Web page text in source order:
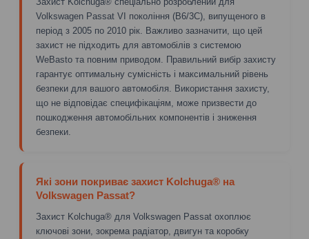
Volkswagen Passat VI покоління (B6/3C), випущеного в
період з 2005 по 2010 рік. Важливо зазначити, що цей
захист не підходить для автомобілів з системою
WeBasto та повним приводом. Правильний вибір захисту
гарантує оптимальну сумісність і максимальний рівень
безпеки для вашого автомобіля. Використання захисту,
що не відповідає специфікаціям, може призвести до
пошкодження автомобільних компонентів і зниження
безпеки.
Які зони покриває захист Kolchuga® на
Volkswagen Passat?
Захист Kolchuga® для Volkswagen Passat охоплює
ключові зони, зокрема радіатор, двигун та коробку